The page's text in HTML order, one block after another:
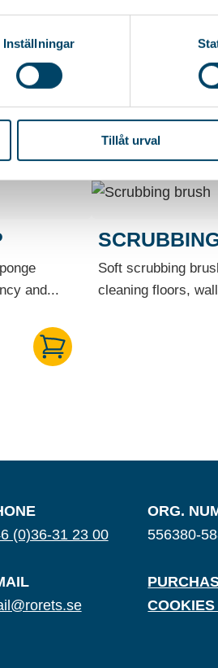
Inställningar
Tillåt urval
and...
Soft scrubbing
cleaning floors,
(0)36-31 23 00
ORG.
556380-